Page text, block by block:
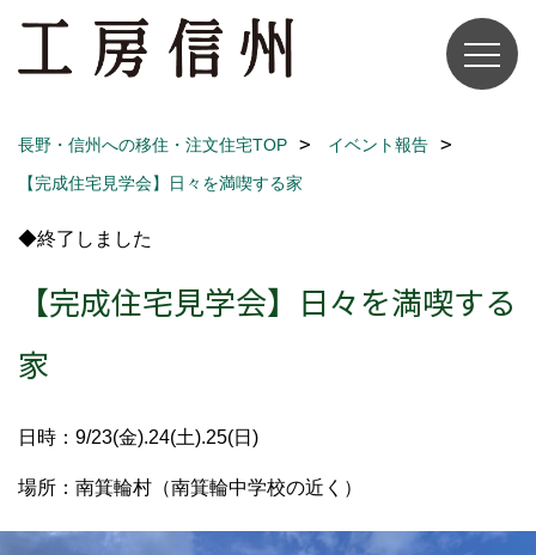
長野・信州への移住・注文住宅TOP
イベント報告
【完成住宅見学会】日々を満喫する家
◆終了しました
【完成住宅見学会】日々を満喫する
家
日時：9/23(金).24(土).25(日)
場所：南箕輪村（南箕輪中学校の近く）